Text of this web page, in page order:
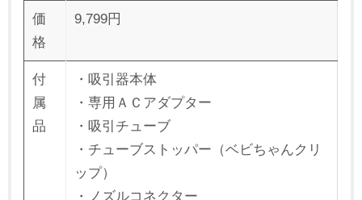
価
格
9,799円
付
属
品
・吸引器本体
・専用ＡＣアダプター
・吸引チューブ
・チューブストッパー（ベビちゃんクリ
ップ）
・ノズルコネクター